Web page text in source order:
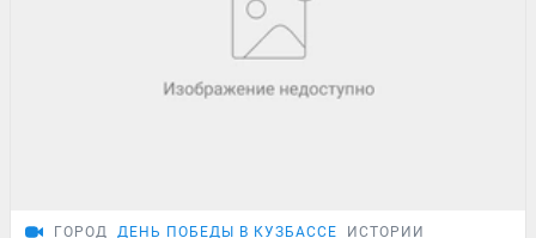
ГОРОД ДЕНЬ ПОБЕДЫ В КУЗБАССЕ ИСТОРИИ